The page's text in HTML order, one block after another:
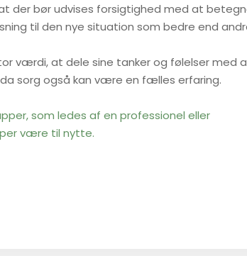
der bør udvises forsigtighed med at
til den nye situation som bedre end
værdi, at dele sine tanker og følelser med
sorg også kan være en fælles erfaring.
som ledes af en professionel eller
være til nytte.